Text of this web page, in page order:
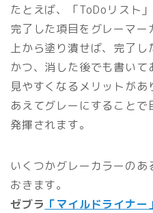
たとえば、「ToDoリスト」
完了した項目をグレーマー
上から塗り潰せば、完了し
かつ、消した後でも書いて
見やすくなるメリットがあ
あえてグレーにすること
発揮されます。
いくつかグレーカラーの
おきます。
ゼブラ 「マイルドライナー」